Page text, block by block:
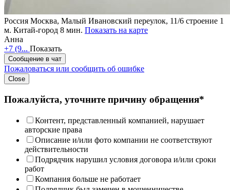
Россия Москва, Малый Ивановский переулок, 11/6 строение 1
м. Китай-город 8 мин. Показать на карте
Анна
+7 (9... Показать
Сообщение в чат
Пожаловаться или сообщить об ошибке
Close
Пожалуйста, уточните причину обращения*
Контент, представленный компанией, нарушает
авторские права
Описание и/или фото компании не соответствуют
действительности
Подрядчик нарушил условия договора и/или сроки
работ
Компания больше не работает